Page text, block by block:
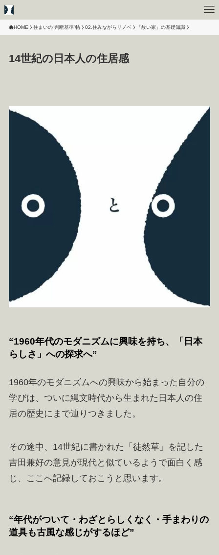
HOME 住まいの“判断基準”帖 02.住みながらリノベ 「故い家」の基礎知識
14世紀の日本人の住居感
“1960年代のモダニズムに興味を持ち、「日本
らしさ」への探求へ”
1960年のモダニズムへの興味から始まった自分の
学びは、ついに縄文時代から生まれた日本人の住
居の歴史にまで辿りつきました。
その途中、14世紀に書かれた「徒然草」を記した
吉田兼好の意見が現代と似ているようで面白く感
じ、ここへ記録しておこうと思います。
“年代がついて・わざとらしくなく・手まわりの
道具も古風な感じがするほど”